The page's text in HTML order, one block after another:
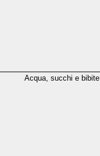
Acqua, succhi e bibite